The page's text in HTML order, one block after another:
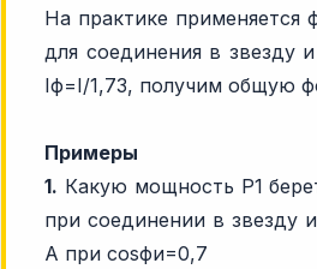
На практике
для соединения в звезду
Iф=I/1,73, получим общую
Примеры
1. Какую мощность P1
при соединении в звезду
А при cosфи=0,7